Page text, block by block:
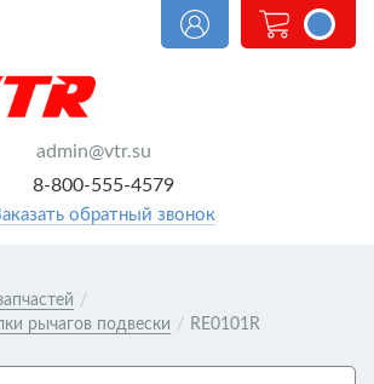
admin@vtr.su
8-800-555-4579
обратный звонок
<@
order.count
|| 0 @>
/
рычагов подвески / RE0101R